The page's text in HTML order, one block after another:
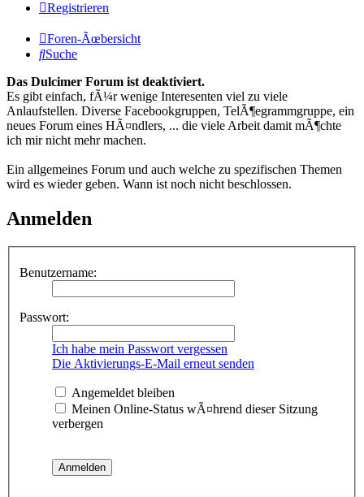
Registrieren
Foren-Ãœbersicht
Suche
Das Dulcimer Forum ist deaktiviert.
Es gibt einfach, fÃ¼r wenige Interesenten viel zu viele
Anlaufstellen. Diverse Facebookgruppen, TelÃ¶egrammgruppe, ein
neues Forum eines HÃ¤ndlers, ... die viele Arbeit damit mÃ¶chte
ich mir nicht mehr machen.
Ein allgemeines Forum und auch welche zu spezifischen Themen
wird es wieder geben. Wann ist noch nicht beschlossen.
Anmelden
Benutzername:
Passwort:
Ich habe mein Passwort vergessen
Die Aktivierungs-E-Mail erneut senden
Angemeldet bleiben
Meinen Online-Status wÃ¤hrend dieser Sitzung
verbergen